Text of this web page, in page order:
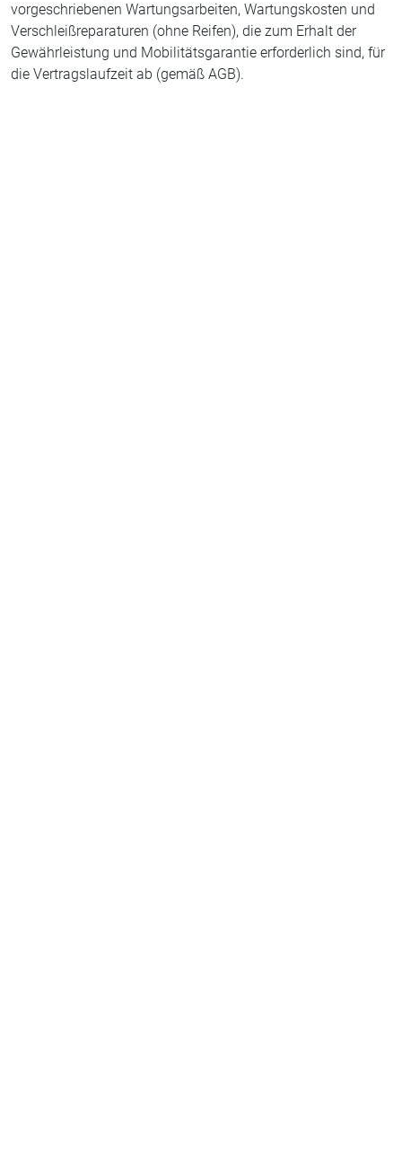
vorgeschriebenen Wartungsarbeiten, Wartungskosten und
Verschleißreparaturen (ohne Reifen), die zum Erhalt der
Gewährleistung und Mobilitätsgarantie erforderlich sind, für
die Vertragslaufzeit ab (gemäß AGB).